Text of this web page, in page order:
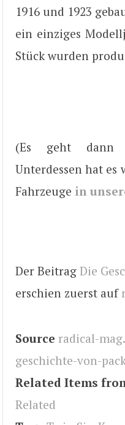
1916 und 1923
ein einziges
Stück wurden
(Es geht dann
Unterdessen hat es
Fahrzeuge in
Der Beitrag Die
erschien zuerst auf
Source radical-
geschichte-von-
Related Items
Related